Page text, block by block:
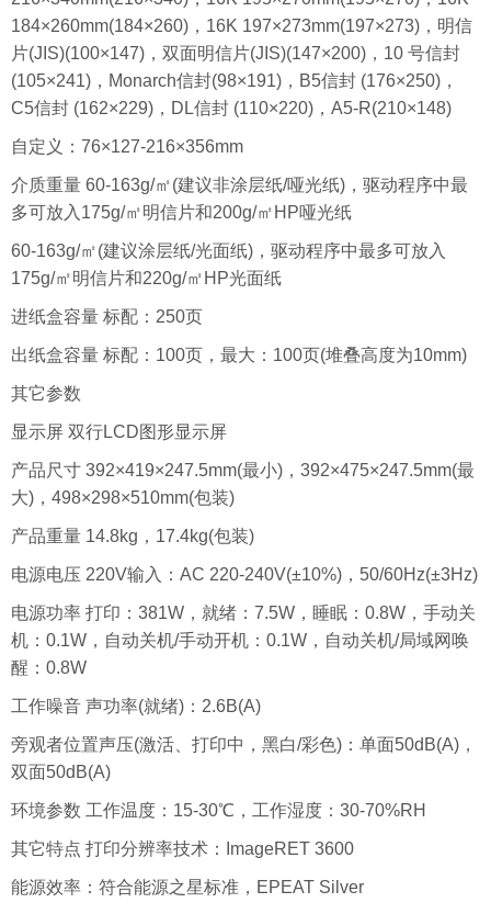
184×260mm(184×260)，16K 197×273mm(197×273)，明信
片(JIS)(100×147)，双面明信片(JIS)(147×200)，10 号信封
(105×241)，Monarch信封(98×191)，B5信封 (176×250)，
C5信封 (162×229)，DL信封 (110×220)，A5-R(210×148)
自定义：76×127-216×356mm
介质重量 60-163g/㎡(建议非涂层纸/哑光纸)，驱动程序中最
多可放入175g/㎡明信片和200g/㎡HP哑光纸
60-163g/㎡(建议涂层纸/光面纸)，驱动程序中最多可放入
175g/㎡明信片和220g/㎡HP光面纸
进纸盒容量 标配：250页
出纸盒容量 标配：100页，最大：100页(堆叠高度为10mm)
其它参数
显示屏 双行LCD图形显示屏
产品尺寸 392×419×247.5mm(最小)，392×475×247.5mm(最
大)，498×298×510mm(包装)
产品重量 14.8kg，17.4kg(包装)
电源电压 220V输入：AC 220-240V(±10%)，50/60Hz(±3Hz)
电源功率 打印：381W，就绪：7.5W，睡眠：0.8W，手动关
机：0.1W，自动关机/手动开机：0.1W，自动关机/局域网唤
醒：0.8W
工作噪音 声功率(就绪)：2.6B(A)
旁观者位置声压(激活、打印中，黑白/彩色)：单面50dB(A)，
双面50dB(A)
环境参数 工作温度：15-30℃，工作湿度：30-70%RH
其它特点 打印分辨率技术：ImageRET 3600
能源效率：符合能源之星标准，EPEAT Silver